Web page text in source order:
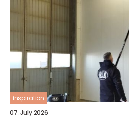
inspiration
07. July 2026